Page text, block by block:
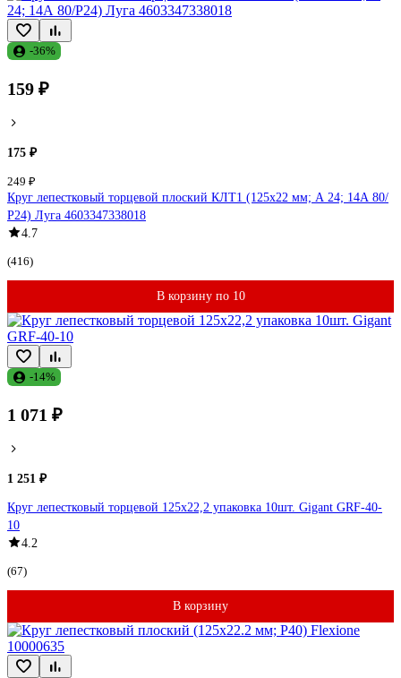
-36%
159 ₽
175 ₽
249 ₽
Круг лепестковый торцевой плоский КЛТ1 (125х22 мм; А 24; 14А 80/
Р24) Луга 4603347338018
4.7
(416)
В корзину по 10
-14%
1 071 ₽
1 251 ₽
Круг лепестковый торцевой 125x22,2 упаковка 10шт. Gigant GRF-40-
10
4.2
(67)
В корзину